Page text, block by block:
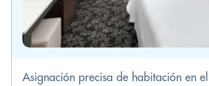
Asignación precisa de habitación en